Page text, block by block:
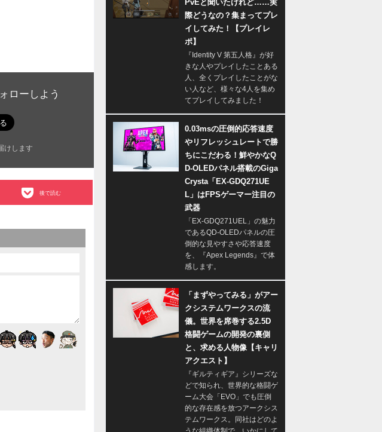
ローしよう
けします
後で読む
PvEと聞いたけれど……実
際どうなの？集まってプレ
イしてみた！【プレイレ
ポ】
『Identity V 第五人格』が好
きな人やプレイしたことある
人、全くプレイしたことがな
い人など、様々な4人を集め
てプレイしてみました！
0.03msの圧倒的応答速度
やリフレッシュレートで勝
ちにこだわる！鮮やかなQ
D-OLEDパネル搭載のGiga
Crysta「EX-GDQ271UE
L」はFPSゲーマー注目の
武器
「EX-GDQ271UEL」の魅力
であるQD-OLEDパネルの圧
倒的な見やすさや応答速度
を、『Apex Legends』で体
感します。
「まずやってみる」がアー
クシステムワークスの流
儀。世界を席巻する2.5D
格闘ゲームの開発の裏側
と、求める人物像【キャリ
アクエスト】
『ギルティギア』シリーズな
どで知られ、世界的な格闘ゲ
ーム大会「EVO」でも圧倒
的な存在感を放つアークシス
テムワークス。同社はどのよ